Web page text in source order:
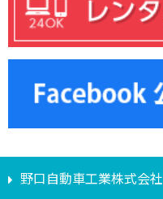
野口自動車工業株式会社